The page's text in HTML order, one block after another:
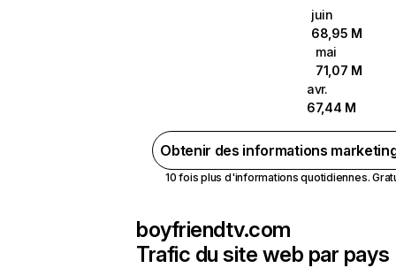
juin
68,95 M
mai
71,07 M
avr.
67,44 M
Obtenir des informations
10 fois plus d'informations quotidiennes.
boyfriendtv.com
Trafic du site web par pays